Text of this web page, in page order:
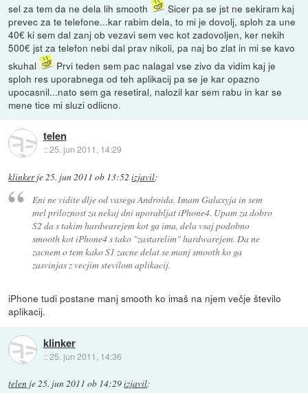
sel za tem da ne dela lih smooth
Sicer pa se jst ne sekiram kaj
prevec za te telefone...kar rabim dela, to mi je dovolj, sploh za une
40€ ki sem dal zanj ob vezavi sem vec kot zadovoljen, ker nekih
500€ jst za telefon nebi dal prav nikoli, pa naj bo zlat in mi se kavo
skuhal
Prvi teden sem pac nalagal vse zivo da vidim kaj je
sploh res uporabnega od teh aplikacij pa se je kar opazno
upocasnil...nato sem ga resetiral, nalozil kar sem rabu in kar se
mene tice mi sluzi odlicno.
telen
::25. jun 2011, 14:29
klinkerje25. jun 2011 ob 13:52 izjavil:
Eni ne vidite dlje od vasega Androida. Imam Galaxyja in sem
mel priloznost za nekaj dni uporabljat iPhone4. Upam za dobro
S2 da s takim hardwarejem kot ga ima, dela vsaj podobno
smooth kot iPhone4 s tako "zastarelim" hardwarejem. Da ne
zacnem o tem kako S1 zacne delat se manj smooth ko ga
zasvinjas z vecjim stevilom aplikacij.
iPhone tudi postane manj smooth ko imaš na njem večje število
aplikacij.
klinker
::25. jun 2011, 14:36
telen je25. jun 2011 ob 14:29izjavil: